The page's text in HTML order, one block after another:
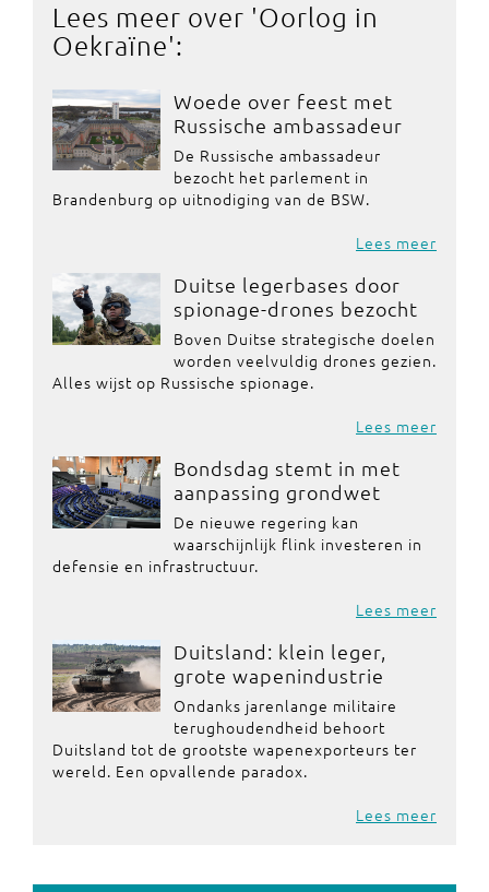
Lees meer over 'Oorlog in
Oekraïne':
Woede over feest met
Russische ambassadeur
De Russische ambassadeur
bezocht het parlement in
Brandenburg op uitnodiging van de BSW.
Lees meer
Duitse legerbases door
spionage-drones bezocht
Boven Duitse strategische doelen
worden veelvuldig drones gezien.
Alles wijst op Russische spionage.
Lees meer
Bondsdag stemt in met
aanpassing grondwet
De nieuwe regering kan
waarschijnlijk flink investeren in
defensie en infrastructuur.
Lees meer
Duitsland: klein leger,
grote wapenindustrie
Ondanks jarenlange militaire
terughoudendheid behoort
Duitsland tot de grootste wapenexporteurs ter
wereld. Een opvallende paradox.
Lees meer